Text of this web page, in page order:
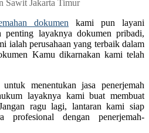
dokumen kami pun layani
penting layaknya dokumen pribadi,
ialah perusahaan yang terbaik dalam
Kamu dikarnakan kami telah
menentukan jasa penerjemah
layaknya kami buat membuat
ragu lagi, lantaran kami siap
dengan penerjemah-